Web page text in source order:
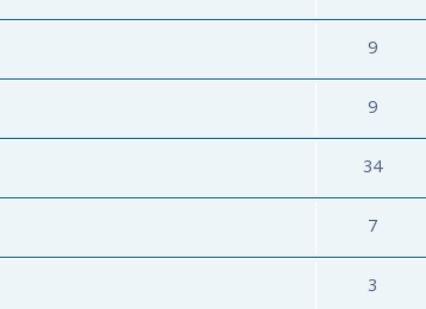
9
9
34
7
3